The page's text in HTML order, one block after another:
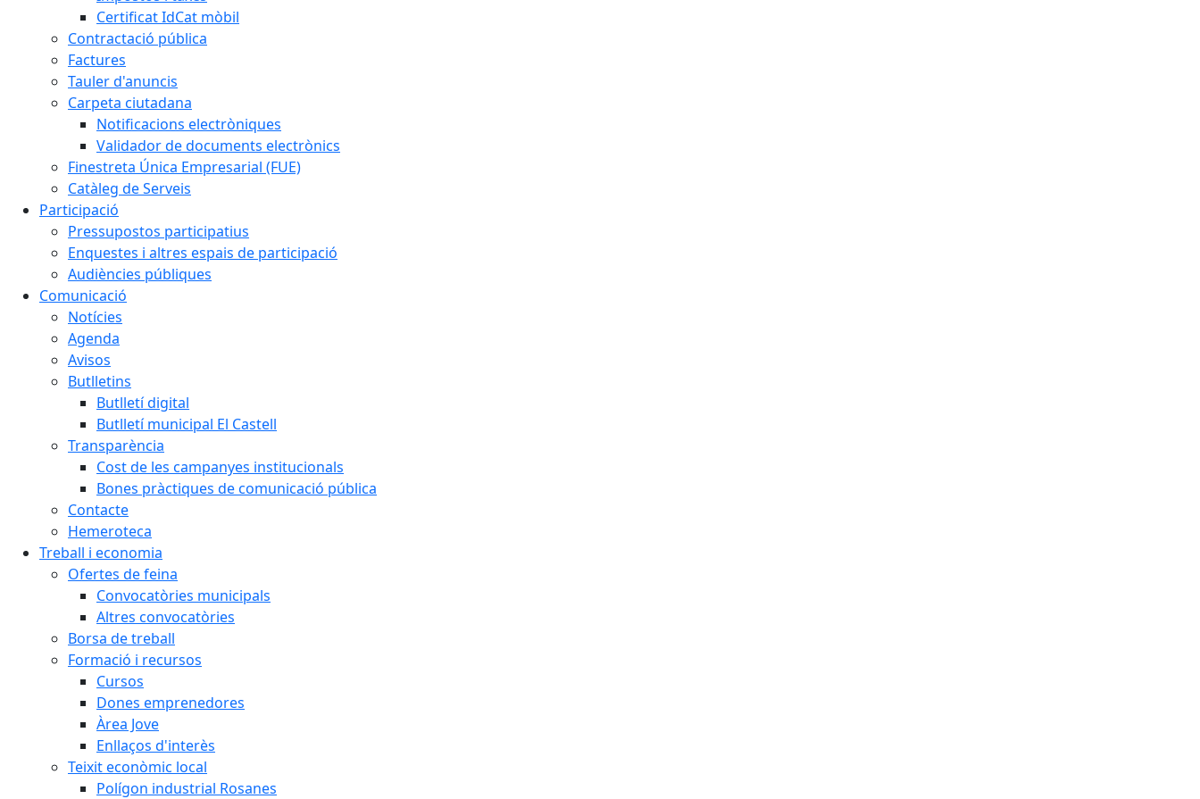
Certificat IdCat mòbil
Contractació pública
Factures
Tauler d'anuncis
Carpeta ciutadana
Notificacions electròniques
Validador de documents electrònics
Finestreta Única Empresarial (FUE)
Catàleg de Serveis
Participació
Pressupostos participatius
Enquestes i altres espais de participació
Audiències públiques
Comunicació
Notícies
Agenda
Avisos
Butlletins
Butlletí digital
Butlletí municipal El Castell
Transparència
Cost de les campanyes institucionals
Bones pràctiques de comunicació pública
Contacte
Hemeroteca
Treball i economia
Ofertes de feina
Convocatòries municipals
Altres convocatòries
Borsa de treball
Formació i recursos
Cursos
Dones emprenedores
Àrea Jove
Enllaços d'interès
Teixit econòmic local
Polígon industrial Rosanes